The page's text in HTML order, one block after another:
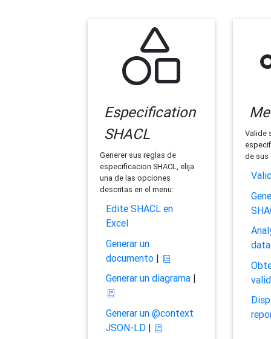
Especification
SHACL
Generer sus reglas de
especificacion SHACL, elija
una de las opciones
descritas en el menu:
Edite SHACL en
Excel
Generar un
documento|
Generar un diagrama|
Generar un @context
JSON-LD|
Valide
de sus